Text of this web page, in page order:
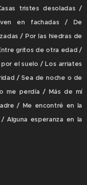
tristes desoladas /
en fachadas / De
/ Por las hiedras de
gritos de otra edad /
el suelo / Los arriates
/ Sea de noche o de
me perdía / Más de mí
/ Me encontré en la
esperanza en la